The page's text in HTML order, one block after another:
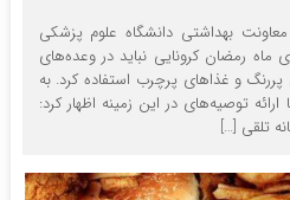
بهداشتی دانشگاه علوم پزشکی
رمضان کرونایی نباید در وعده‌های
و غذاهای پرچرب استفاده کرد. به
توصیه‌های در این زمینه اظهار کرد:
تلقی […]